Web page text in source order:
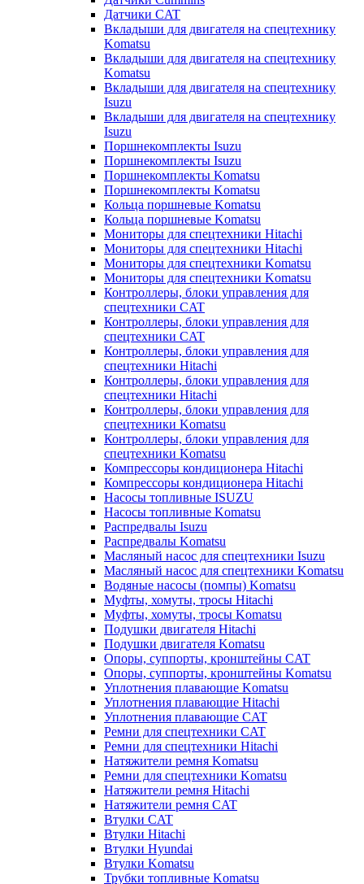
Датчики CAT
Вкладыши для двигателя на спецтехнику
Komatsu
Вкладыши для двигателя на спецтехнику
Komatsu
Вкладыши для двигателя на спецтехнику
Isuzu
Вкладыши для двигателя на спецтехнику
Isuzu
Поршнекомплекты Isuzu
Поршнекомплекты Isuzu
Поршнекомплекты Komatsu
Поршнекомплекты Komatsu
Кольца поршневые Komatsu
Кольца поршневые Komatsu
Мониторы для спецтехники Hitachi
Мониторы для спецтехники Hitachi
Мониторы для спецтехники Komatsu
Мониторы для спецтехники Komatsu
Контроллеры, блоки управления для
спецтехники CAT
Контроллеры, блоки управления для
спецтехники CAT
Контроллеры, блоки управления для
спецтехники Hitachi
Контроллеры, блоки управления для
спецтехники Hitachi
Контроллеры, блоки управления для
спецтехники Komatsu
Контроллеры, блоки управления для
спецтехники Komatsu
Компрессоры кондиционера Hitachi
Компрессоры кондиционера Hitachi
Насосы топливные ISUZU
Насосы топливные Komatsu
Распредвалы Isuzu
Распредвалы Komatsu
Масляный насос для спецтехники Isuzu
Масляный насос для спецтехники Komatsu
Водяные насосы (помпы) Komatsu
Муфты, хомуты, тросы Hitachi
Муфты, хомуты, тросы Komatsu
Подушки двигателя Hitachi
Подушки двигателя Komatsu
Опоры, суппорты, кронштейны CAT
Опоры, суппорты, кронштейны Komatsu
Уплотнения плавающие Komatsu
Уплотнения плавающие Hitachi
Уплотнения плавающие CAT
Ремни для спецтехники CAT
Ремни для спецтехники Hitachi
Натяжители ремня Komatsu
Ремни для спецтехники Komatsu
Натяжители ремня Hitachi
Натяжители ремня CAT
Втулки CAT
Втулки Hitachi
Втулки Hyundai
Втулки Komatsu
Трубки топливные Komatsu